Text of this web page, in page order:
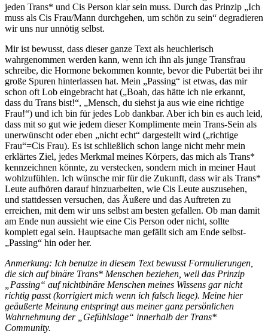
jeden Trans* und Cis Person klar sein muss. Durch das Prinzip „Ich
muss als Cis Frau/Mann durchgehen, um schön zu sein“ degradieren
wir uns nur unnötig selbst.
Mir ist bewusst, dass dieser ganze Text als heuchlerisch
wahrgenommen werden kann, wenn ich ihn als junge Transfrau
schreibe, die Hormone bekommen konnte, bevor die Pubertät bei ihr
große Spuren hinterlassen hat. Mein „Passing“ ist etwas, das mir
schon oft Lob eingebracht hat („Boah, das hätte ich nie erkannt,
dass du Trans bist!“, „Mensch, du siehst ja aus wie eine richtige
Frau!“) und ich bin für jedes Lob dankbar. Aber ich bin es auch leid,
dass mit so gut wie jedem dieser Komplimente mein Trans-Sein als
unerwünscht oder eben „nicht echt“ dargestellt wird („richtige
Frau“=Cis Frau). Es ist schließlich schon lange nicht mehr mein
erklärtes Ziel, jedes Merkmal meines Körpers, das mich als Trans*
kennzeichnen könnte, zu verstecken, sondern mich in meiner Haut
wohlzufühlen. Ich wünsche mir für die Zukunft, dass wir als Trans*
Leute aufhören darauf hinzuarbeiten, wie Cis Leute auszusehen,
und stattdessen versuchen, das Äußere und das Auftreten zu
erreichen, mit dem wir uns selbst am besten gefallen. Ob man damit
am Ende nun aussieht wie eine Cis Person oder nicht, sollte
komplett egal sein. Hauptsache man gefällt sich am Ende selbst-
„Passing“ hin oder her.
Anmerkung: Ich benutze in diesem Text bewusst Formulierungen,
die sich auf binäre Trans* Menschen beziehen, weil das Prinzip
„Passing“ auf nichtbinäre Menschen meines Wissens gar nicht
richtig passt (korrigiert mich wenn ich falsch liege). Meine hier
geäußerte Meinung entspringt aus meiner ganz persönlichen
Wahrnehmung der „Gefühlslage“ innerhalb der Trans*
Community.